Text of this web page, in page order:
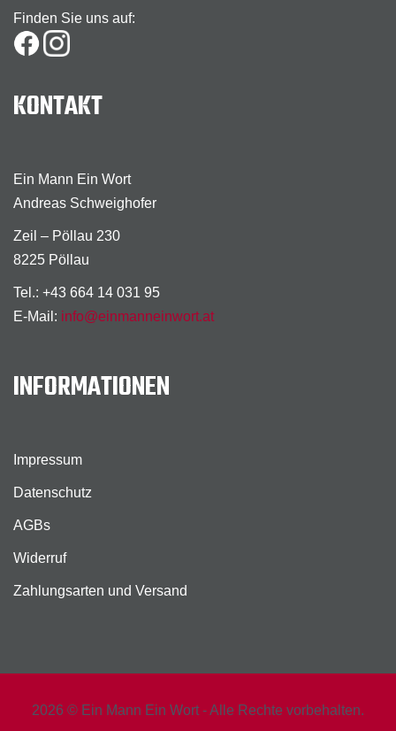
Finden Sie uns auf:
KONTAKT
Ein Mann Ein Wort
Andreas Schweighofer
Zeil – Pöllau 230
8225 Pöllau
Tel.: +43 664 14 031 95
E-Mail: info@einmanneinwort.at
INFORMATIONEN
Impressum
Datenschutz
AGBs
Widerruf
Zahlungsarten und Versand
2026 © Ein Mann Ein Wort - Alle Rechte vorbehalten.